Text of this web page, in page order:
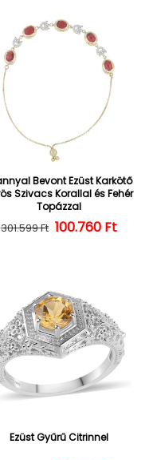
Bevont Ezüst Karkötő
Szivacs Korallal és Fehér
Topázzal
Normál ár
301.599 Ft 100.760 Ft
Ezüst Gyűrű Citrinnel